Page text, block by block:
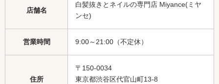
店舗名
白髪抜きとネイルの専門店 Miyance(ミヤ
ンセ)
営業時間 9:00～21:00（不定休）
住所
〒150-0034
東京都渋谷区代官山町13-8